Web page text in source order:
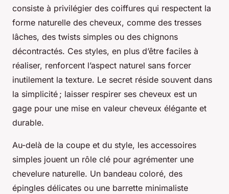
consiste à privilégier des coiffures qui respectent la
forme naturelle des cheveux, comme des tresses
lâches, des twists simples ou des chignons
décontractés. Ces styles, en plus d’être faciles à
réaliser, renforcent l’aspect naturel sans forcer
inutilement la texture. Le secret réside souvent dans
la simplicité ; laisser respirer ses cheveux est un
gage pour une mise en valeur cheveux élégante et
durable.
Au-delà de la coupe et du style, les accessoires
simples jouent un rôle clé pour agrémenter une
chevelure naturelle. Un bandeau coloré, des
épingles délicates ou une barrette minimaliste